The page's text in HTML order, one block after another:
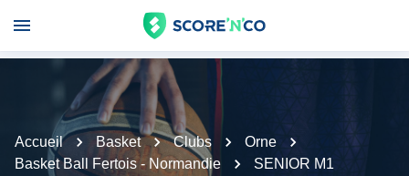
Accueil Basket Clubs
Orne
Basket Ball Fertois - Normandie
SENIOR M1